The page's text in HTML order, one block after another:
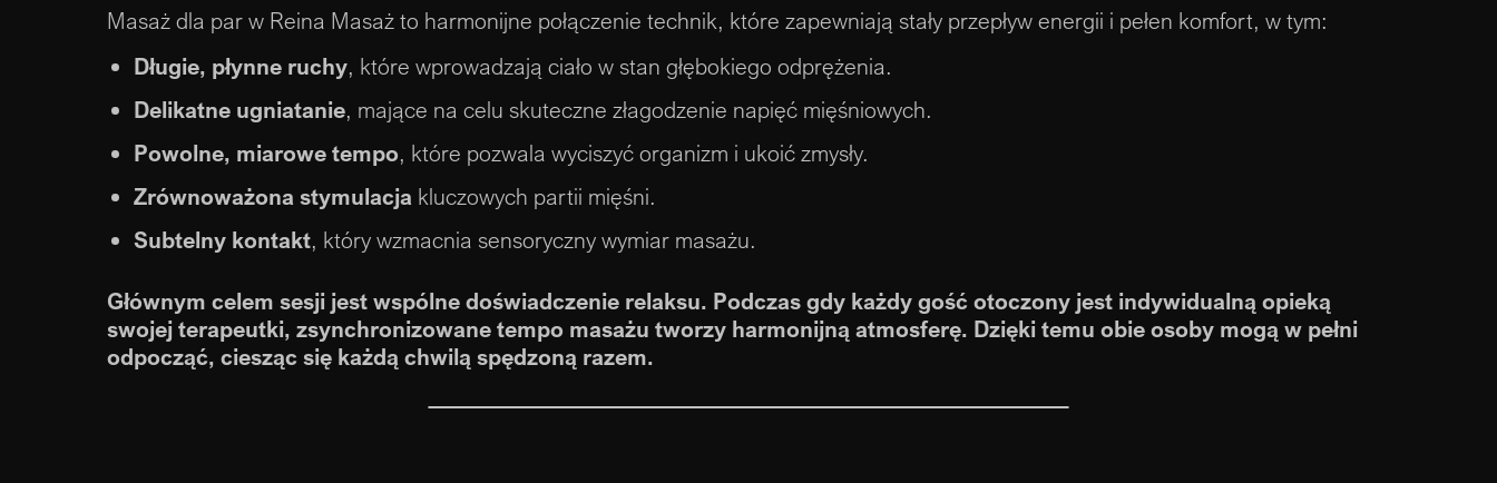
Masaż dla par w Reina Masaż to harmonijne połączenie technik, które zapewniają stały przepływ energii i pełen komfort, w tym:
Długie, płynne ruchy, które wprowadzają ciało w stan głębokiego odprężenia.
Delikatne ugniatanie, mające na celu skuteczne złagodzenie napięć mięśniowych.
Powolne, miarowe tempo, które pozwala wyciszyć organizm i ukoić zmysły.
Zrównoważona stymulacja kluczowych partii mięśni.
Subtelny kontakt, który wzmacnia sensoryczny wymiar masażu.
Głównym celem sesji jest wspólne doświadczenie relaksu. Podczas gdy każdy gość otoczony jest indywidualną opieką
swojej terapeutki, zsynchronizowane tempo masażu tworzy harmonijną atmosferę. Dzięki temu obie osoby mogą w pełni
odpocząć, ciesząc się każdą chwilą spędzoną razem.